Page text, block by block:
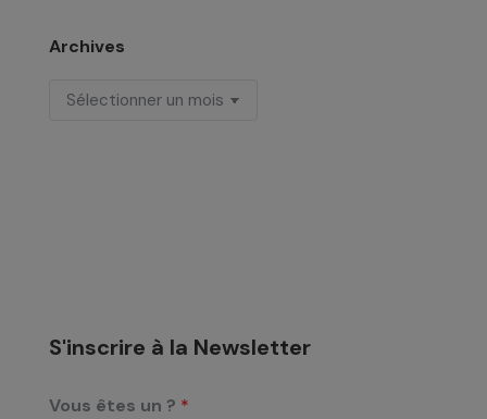
Archives
Archives
S'inscrire à la Newsletter
Vous êtes un ? *